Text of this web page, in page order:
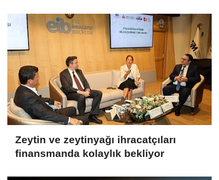
Zeytin ve zeytinyağı ihracatçıları
finansmanda kolaylık bekliyor